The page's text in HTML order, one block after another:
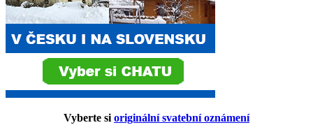
Vyberte si originální svatební oznámení